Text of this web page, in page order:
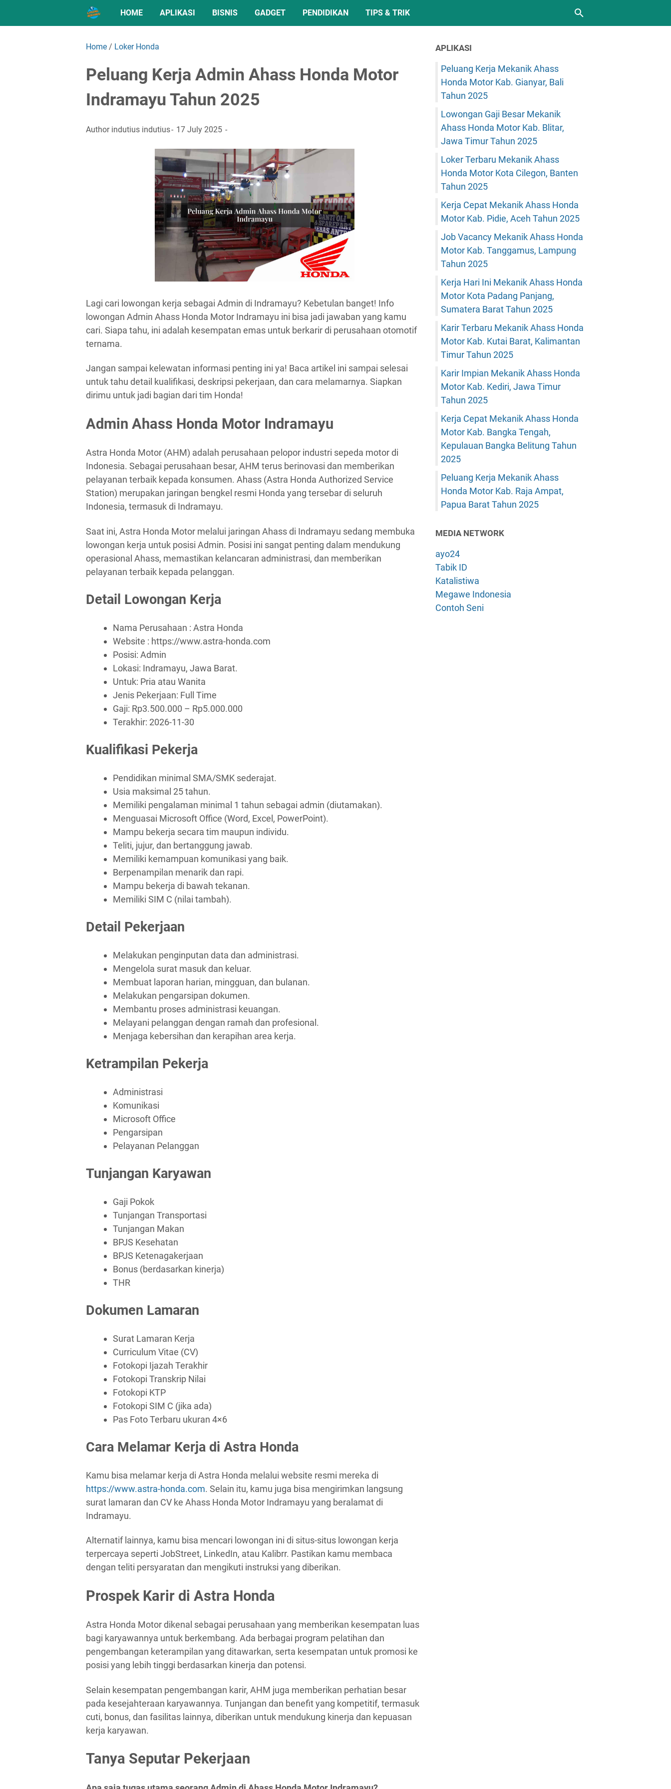
HOME APLIKASI BISNIS GADGET PENDIDIKAN TIPS & TRIK
Home / Loker Honda
Peluang Kerja Admin Ahass Honda Motor
Indramayu Tahun 2025
Author indutius indutius 17 July 2025
Lagi cari lowongan kerja sebagai Admin di Indramayu? Kebetulan banget! Info
lowongan Admin Ahass Honda Motor Indramayu ini bisa jadi jawaban yang kamu
cari. Siapa tahu, ini adalah kesempatan emas untuk berkarir di perusahaan otomotif
ternama.
Jangan sampai kelewatan informasi penting ini ya! Baca artikel ini sampai selesai
untuk tahu detail kualifikasi, deskripsi pekerjaan, dan cara melamarnya. Siapkan
dirimu untuk jadi bagian dari tim Honda!
Admin Ahass Honda Motor Indramayu
Astra Honda Motor (AHM) adalah perusahaan pelopor industri sepeda motor di
Indonesia. Sebagai perusahaan besar, AHM terus berinovasi dan memberikan
pelayanan terbaik kepada konsumen. Ahass (Astra Honda Authorized Service
Station) merupakan jaringan bengkel resmi Honda yang tersebar di seluruh
Indonesia, termasuk di Indramayu.
Saat ini, Astra Honda Motor melalui jaringan Ahass di Indramayu sedang membuka
lowongan kerja untuk posisi Admin. Posisi ini sangat penting dalam mendukung
operasional Ahass, memastikan kelancaran administrasi, dan memberikan
pelayanan terbaik kepada pelanggan.
Detail Lowongan Kerja
Nama Perusahaan : Astra Honda
Website : https://www.astra-honda.com
Posisi: Admin
Lokasi: Indramayu, Jawa Barat.
Untuk: Pria atau Wanita
Jenis Pekerjaan: Full Time
Gaji: Rp3.500.000 – Rp5.000.000
Terakhir: 2026-11-30
Kualifikasi Pekerja
Pendidikan minimal SMA/SMK sederajat.
Usia maksimal 25 tahun.
Memiliki pengalaman minimal 1 tahun sebagai admin (diutamakan).
Menguasai Microsoft Office (Word, Excel, PowerPoint).
Mampu bekerja secara tim maupun individu.
Teliti, jujur, dan bertanggung jawab.
Memiliki kemampuan komunikasi yang baik.
Berpenampilan menarik dan rapi.
Mampu bekerja di bawah tekanan.
Memiliki SIM C (nilai tambah).
Detail Pekerjaan
Melakukan penginputan data dan administrasi.
Mengelola surat masuk dan keluar.
Membuat laporan harian, mingguan, dan bulanan.
Melakukan pengarsipan dokumen.
Membantu proses administrasi keuangan.
Melayani pelanggan dengan ramah dan profesional.
Menjaga kebersihan dan kerapihan area kerja.
Ketrampilan Pekerja
Administrasi
Komunikasi
Microsoft Office
Pengarsipan
Pelayanan Pelanggan
Tunjangan Karyawan
Gaji Pokok
Tunjangan Transportasi
Tunjangan Makan
BPJS Kesehatan
BPJS Ketenagakerjaan
Bonus (berdasarkan kinerja)
THR
Dokumen Lamaran
Surat Lamaran Kerja
Curriculum Vitae (CV)
Fotokopi Ijazah Terakhir
Fotokopi Transkrip Nilai
Fotokopi KTP
Fotokopi SIM C (jika ada)
Pas Foto Terbaru ukuran 4×6
Cara Melamar Kerja di Astra Honda
Kamu bisa melamar kerja di Astra Honda melalui website resmi mereka di
https://www.astra-honda.com. Selain itu, kamu juga bisa mengirimkan langsung
surat lamaran dan CV ke Ahass Honda Motor Indramayu yang beralamat di
Indramayu.
Alternatif lainnya, kamu bisa mencari lowongan ini di situs-situs lowongan kerja
terpercaya seperti JobStreet, LinkedIn, atau Kalibrr. Pastikan kamu membaca
dengan teliti persyaratan dan mengikuti instruksi yang diberikan.
Prospek Karir di Astra Honda
Astra Honda Motor dikenal sebagai perusahaan yang memberikan kesempatan luas
bagi karyawannya untuk berkembang. Ada berbagai program pelatihan dan
pengembangan keterampilan yang ditawarkan, serta kesempatan untuk promosi ke
posisi yang lebih tinggi berdasarkan kinerja dan potensi.
Selain kesempatan pengembangan karir, AHM juga memberikan perhatian besar
pada kesejahteraan karyawannya. Tunjangan dan benefit yang kompetitif, termasuk
cuti, bonus, dan fasilitas lainnya, diberikan untuk mendukung kinerja dan kepuasan
kerja karyawan.
Tanya Seputar Pekerjaan
APLIKASI
Peluang Kerja Mekanik Ahass
Honda Motor Kab. Gianyar, Bali
Tahun 2025
Lowongan Gaji Besar Mekanik
Ahass Honda Motor Kab. Blitar,
Jawa Timur Tahun 2025
Loker Terbaru Mekanik Ahass
Honda Motor Kota Cilegon, Banten
Tahun 2025
Kerja Cepat Mekanik Ahass Honda
Motor Kab. Pidie, Aceh Tahun 2025
Job Vacancy Mekanik Ahass Honda
Motor Kab. Tanggamus, Lampung
Tahun 2025
Kerja Hari Ini Mekanik Ahass Honda
Motor Kota Padang Panjang,
Sumatera Barat Tahun 2025
Karir Terbaru Mekanik Ahass Honda
Motor Kab. Kutai Barat, Kalimantan
Timur Tahun 2025
Karir Impian Mekanik Ahass Honda
Motor Kab. Kediri, Jawa Timur
Tahun 2025
Kerja Cepat Mekanik Ahass Honda
Motor Kab. Bangka Tengah,
Kepulauan Bangka Belitung Tahun
2025
Peluang Kerja Mekanik Ahass
Honda Motor Kab. Raja Ampat,
Papua Barat Tahun 2025
MEDIA NETWORK
ayo24
Tabik ID
Katalistiwa
Megawe Indonesia
Contoh Seni